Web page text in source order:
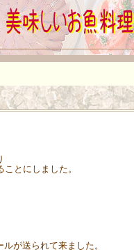
とにしました。
が送られて来ました。